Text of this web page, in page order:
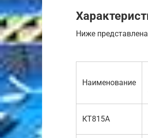
Ниже
Наименование
КТ815А